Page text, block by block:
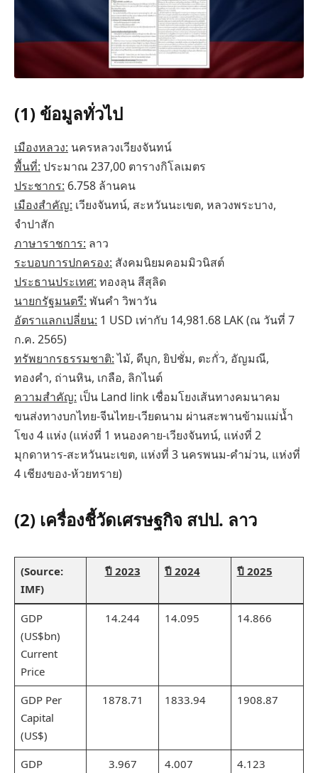
(1) ข้อมูลทั่วไป
เมืองหลวง: นครหลวงเวียงจันทน์
พื้นที่: ประมาณ 237,00 ตารางกิโลเมตร
ประชากร: 6.758 ล้านคน
เมืองสำคัญ: เวียงจันทน์, สะหวันนะเขต, หลวงพระบาง,
จำปาสัก
ภาษาราชการ: ลาว
ระบอบการปกครอง: สังคมนิยมคอมมิวนิสต์
ประธานประเทศ: ทองลุน สีสุลิด
นายกรัฐมนตรี: พันคำ วิพาวัน
อัตราแลกเปลี่ยน: 1 USD เท่ากับ 14,981.68 LAK (ณ วันที่ 7
ก.ค. 2565)
ทรัพยากรธรรมชาติ:ไม้, ดีบุก, ยิปชั่ม, ตะกั่ว, อัญมณี,
ทองคำ, ถ่านหิน, เกลือ, ลิกไนต์
ความสำคัญ: เป็น Land link เชื่อมโยงเส้นทางคมนาคม
ขนส่งทางบกไทย-จีนไทย-เวียดนาม ผ่านสะพานข้ามแม่น้ำ
โขง 4 แห่ง (แห่งที่ 1 หนองคาย-เวียงจันทน์, แห่งที่ 2
มุกดาหาร-สะหวันนะเขต, แห่งที่ 3 นครพนม-คำม่วน, แห่งที่
4 เชียงของ-ห้วยทราย)
(2) เครื่องชี้วัดเศรษฐกิจ สปป. ลาว
(Source:
IMF)
ปี 2023 ปี 2024 ปี 2025
GDP
(US$bn)
Current
Price
14.244 14.095 14.866
GDP Per
Capital
(US$)
1878.71 1833.94 1908.87
GDP
3.967 4.007 4.123